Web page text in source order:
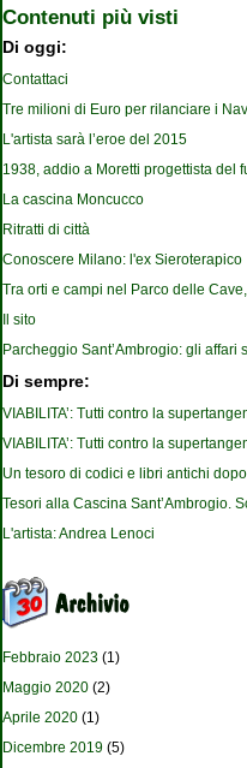
Contenuti più visti
Di oggi:
Contattaci
Tre milioni di Euro per rilanciare i
L'artista sarà l’eroe del 2015
1938, addio a Moretti progettista del
La cascina Moncucco
Ritratti di città
Conoscere Milano: l'ex Sieroterapico
Tra orti e campi nel Parco delle
Il sito
Parcheggio Sant’Ambrogio: gli affari
Di sempre:
VIABILITA’: Tutti contro la
VIABILITA’: Tutti contro la
Un tesoro di codici e libri antichi
Tesori alla Cascina Sant’Ambrogio.
L'artista: Andrea Lenoci
Febbraio 2023 (1)
Maggio 2020 (2)
Aprile 2020 (1)
Dicembre 2019 (5)